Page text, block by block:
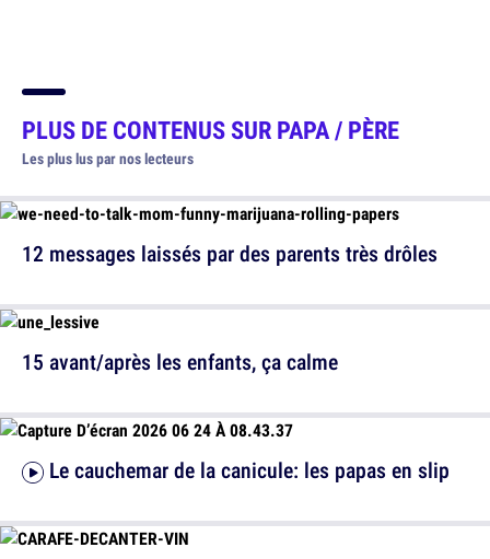
PLUS DE CONTENUS SURPAPA / PÈRE
Les plus lus par nos lecteurs
12 messages laissés par des parents très drôles
15 avant/après les enfants, ça calme
Le cauchemar de la canicule: les papas en slip